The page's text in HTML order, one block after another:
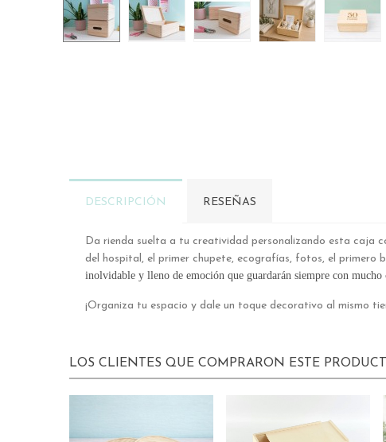
DESCRIPCIÓN RESEÑAS
Da rienda suelta a tu creatividad personalizando esta caja
del hospital, el primer chupete, ecografías, fotos, el primero
inolvidable y lleno de emoción que guardarán siempre con mucho
¡Organiza tu espacio y dale un toque decorativo al mismo
LOS CLIENTES QUE COMPRARON ESTE